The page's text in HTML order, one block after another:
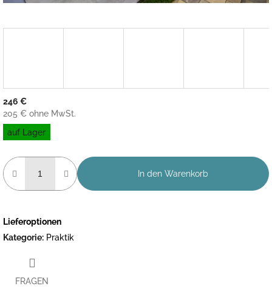
246 €
205 € ohne MwSt.
Verkaufspreis:
auf Lager
In den Warenkorb
Lieferoptionen
Kategorie: Praktik
FRAGEN